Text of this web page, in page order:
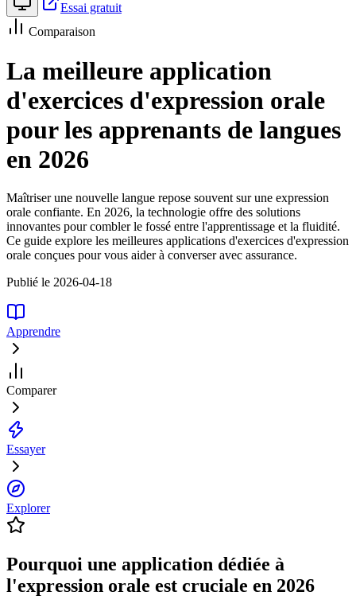
Essai gratuit
Comparaison
La meilleure application
d'exercices d'expression orale
pour les apprenants de langues
en 2026
Maîtriser une nouvelle langue repose souvent sur une expression
orale confiante. En 2026, la technologie offre des solutions
innovantes pour combler le fossé entre l'apprentissage et la fluidité.
Ce guide explore les meilleures applications d'exercices d'expression
orale conçues pour vous aider à converser avec assurance.
Publié le 2026-04-18
Apprendre
Comparer
Essayer
Explorer
Pourquoi une application dédiée à
l'expression orale est cruciale en 2026